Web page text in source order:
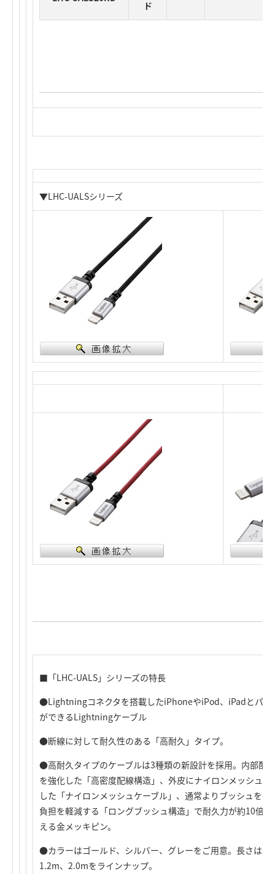
ド
▼LHC-UALSシリーズ
■「LHC-UALS」シリーズの特長
●Lightningコネクタを搭載したiPhoneやiPod、iPadとパソ
ができるLightningケーブル
●断線に対して耐久性のある「高耐久」タイプ。
●高耐久タイプのケーブルは3種類の新設計を採用。内部配
を強化した「高密度配線構造」、外皮にナイロンメッシュ
した「ナイロンメッシュケーブル」、通常よりブッシュを
負担を軽減する「ロングブッシュ構造」で耐久力が約10倍
える金メッキピン。
●カラーはゴールド、シルバー、グレーをご用意。長さは
1.2m、2.0mをラインナップ。